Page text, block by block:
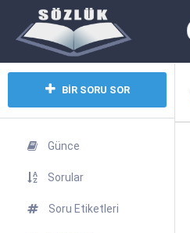
BİR SORU SOR
Günce
Sorular
Soru Etiketleri